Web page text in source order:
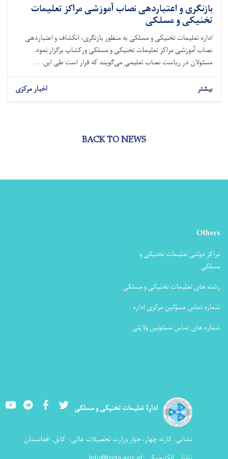
بازنگری و اعتباردهی نصاب آموزشی مراکز تعلیمات
تخنیکی و مسلکی
اداره تعلیمات تخنیکی و مسلکی به منظور بازنگری، انکشاف و اعتباردهی
نصاب آموزشی مراکز تعلیمات تخنیکی و مسلکی ورکشاپ برگزار نمود.
مسئولان در ریاست نصاب تعلیمی می‌گویند که قرار است طی این. . .
بیشتر اخبار مرکزی
BACK TO NEWS
Others
مراکز دولتی تعلیمات تخنیکی و
مسلکی
رشته های تعلیمات تخنیکی و مسلکی
شماره تماس مسؤلین مرکزی اداره
شماره های تماس مسئولین ولایتی
ادارۀ تعلیمات تخنیکی و مسلکی YoutubeLinkedInFacebook Twitter
نشانی: کارته چهار، جوار وزارت تحصیلات عالی، کابل, افغانستان